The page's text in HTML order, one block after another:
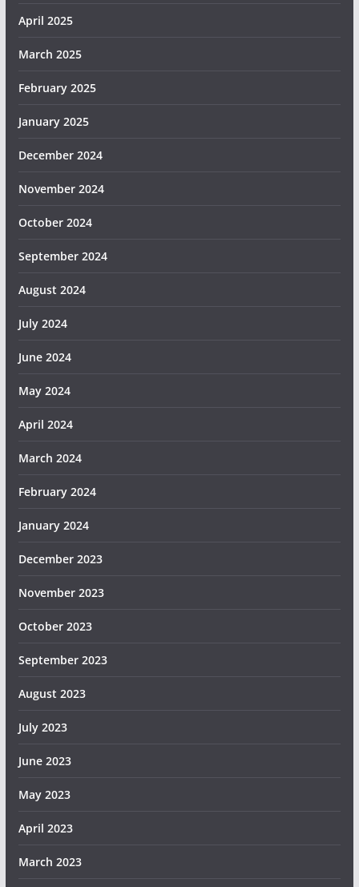
April 2025
March 2025
February 2025
January 2025
December 2024
November 2024
October 2024
September 2024
August 2024
July 2024
June 2024
May 2024
April 2024
March 2024
February 2024
January 2024
December 2023
November 2023
October 2023
September 2023
August 2023
July 2023
June 2023
May 2023
April 2023
March 2023